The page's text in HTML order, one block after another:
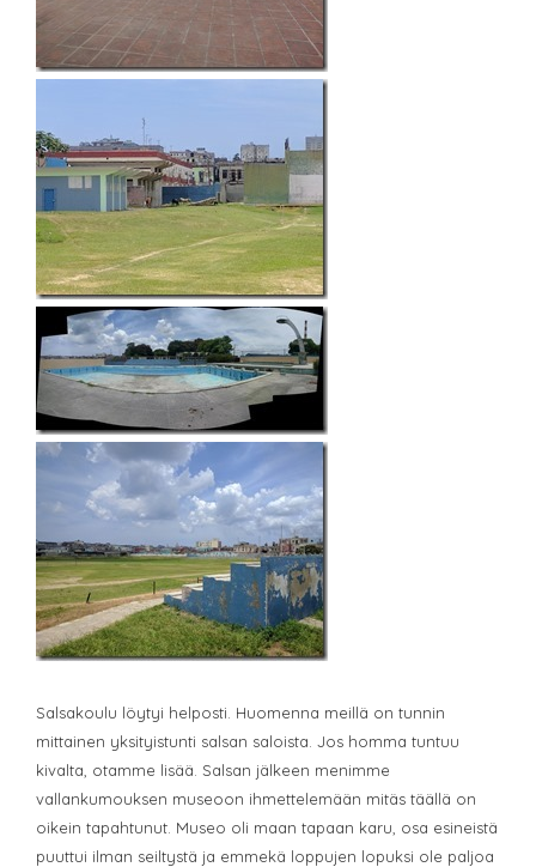
Salsakoulu löytyi helposti. Huomenna meillä on tunnin
mittainen yksityistunti salsan saloista. Jos homma tuntuu
kivalta, otamme lisää. Salsan jälkeen menimme
vallankumouksen museoon ihmettelemään mitäs täällä on
oikein tapahtunut. Museo oli maan tapaan karu, osa esineistä
puuttui ilman seiltystä ja emmekä loppujen lopuksi ole paljoa